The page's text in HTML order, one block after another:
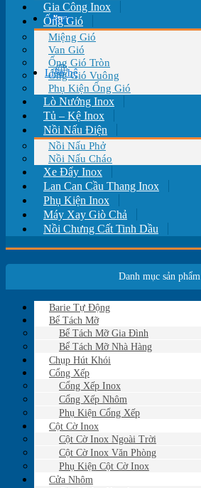
Tin tức
Liên hệ
Gia Công Inox
Ống Gió
Miệng Gió
Van Gió
Ống Gió Tròn
Ống Gió Vuông
Phụ Kiện Ống Gió
Lò Nướng Inox
Tủ – Kệ Inox
Nồi Nấu Điện
Nồi Nấu Phở
Nồi Nấu Cháo
Xe Đẩy Inox
Lan Can Cầu Thang Inox
Phụ Kiện Inox
Máy Xay Giò Chả
Nồi Chưng Cất Tinh Dầu
Danh mục sản phẩm
Barie Tự Động
Bể Tách Mỡ
Bể Tách Mỡ Gia Đình
Bể Tách Mỡ Nhà Hàng
Chụp Hút Khói
Cổng Xếp
Cổng Xếp Inox
Cổng Xếp Nhôm
Phụ Kiện Cổng Xếp
Cột Cờ Inox
Cột Cờ Inox Ngoài Trời
Cột Cờ Inox Văn Phòng
Phụ Kiện Cột Cờ Inox
Cửa Nhôm